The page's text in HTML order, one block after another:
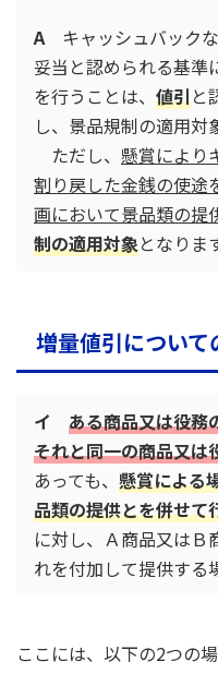
Aキャッシュバックな
妥当と認められる基準
を行うことは、 値引と
し、景品規制の適用対
ただし、 懸賞により
割り戻した金銭の使途
画において景品類の提
制の適用対象となりま
増量値引について
イ
ある商品又は役務
それと同一の商品又は
あっても、 懸賞による
品類の提供とを併せて
に対し、Ａ商品又はＢ
れを付加して提供する
ここには、以下の2つの